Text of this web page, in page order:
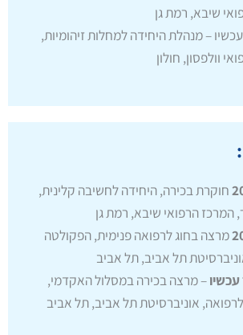
שיבא, רמת גן
עכשיו – מנהלת היחידה למחלות זיהומיות,
וולפסון, חולון
חוקרת בכירה, היחידה לחשיבה קלינית,
המרכז הרפואי שיבא, רמת גן
מרצה בחוג לרפואה פנימית, הפקולטה
תל אביב, תל אביב
– מרצה בכירה במסלול האקדמי,
אוניברסיטת תל אביב, תל אביב